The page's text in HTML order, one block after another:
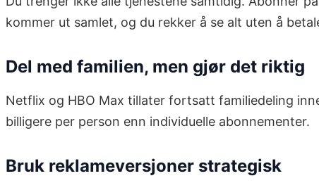
kommer ut samlet, og du rekker å se alt uten å
Del med familien, men gjør det riktig
Netflix og HBO Max tillater fortsatt familiedeling
billigere per person enn individuelle abonnementer.
Bruk reklameversjoner strategisk